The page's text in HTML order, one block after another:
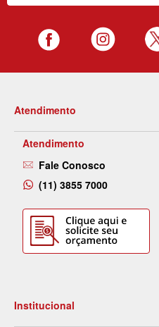
Atendimento
Atendimento
Fale Conosco
(11) 3855 7000
Institucional